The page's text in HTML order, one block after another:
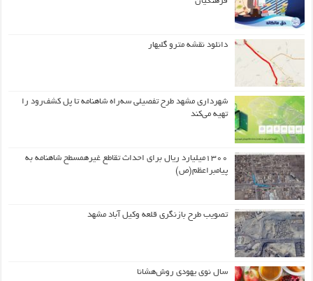
دانلود نقشه مترو گلبهار
شهرداری مشهد طرح تفصیلی سه‌راه شاهنامه تا پل کشف‌رود را
تهیه می‌کند
۱۳۰۰میلیارد ریال برای احداث تقاطع غیرهمسطح شاهنامه به
پیامبراعظم(ص)
تصویب طرح بازنگری قلعه وکیل آباد مشهد
سال نوی یهودی روش‌هشانا